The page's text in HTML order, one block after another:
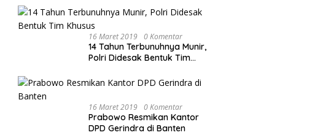
Memperjuangkan Hak
Karyawan di Pengadilan Negeri
Jakarta Pusat
16 Maret 2019 0 Komentar
14 Tahun Terbunuhnya Munir,
Polri Didesak Bentuk Tim
16 Maret 2019 0 Komentar
Prabowo Resmikan Kantor
DPD Gerindra di Banten